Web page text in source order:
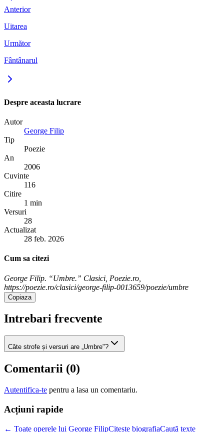
Anterior
Uitarea
Următor
Fântânarul
Despre aceasta lucrare
Autor
George Filip
Tip
Poezie
An
2006
Cuvinte
116
Citire
1 min
Versuri
28
Actualizat
28 feb. 2026
Cum sa citezi
George Filip. “Umbre.” Clasici, Poezie.ro,
https://poezie.ro/clasici/george-filip-0013659/poezie/umbre
Copiaza
Intrebari frecvente
Câte strofe și versuri are „Umbre"?
Comentarii (0)
Autentifica-te pentru a lasa un comentariu.
Acțiuni rapide
← Toate operele lui George FilipCitește biografiaCaută texte